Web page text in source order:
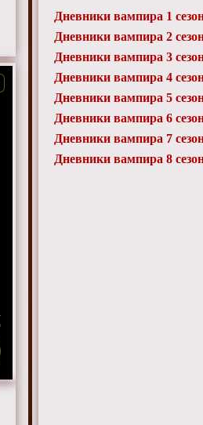
Дневники вампира 1
Дневники вампира 2
Дневники вампира 3
Дневники вампира 4
Дневники вампира 5
Дневники вампира 6
Дневники вампира 7
Дневники вампира 8